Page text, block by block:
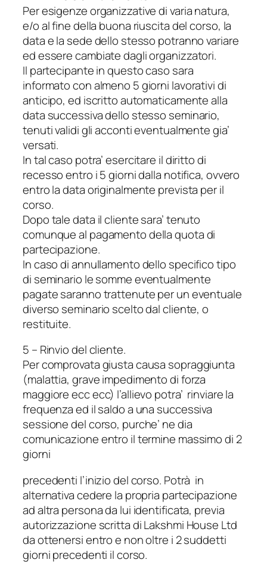
Per esigenze organizzative di varia natura,
e/o al fine della buona riuscita del corso, la
data e la sede dello stesso potranno variare
ed essere cambiate dagli organizzatori.
Il partecipante in questo caso sara
informato con almeno 5 giorni lavorativi di
anticipo, ed iscritto automaticamente alla
data successiva dello stesso seminario,
tenuti validi gli acconti eventualmente gia’
versati.
In tal caso potra’ esercitare il diritto di
recesso entro i 5 giorni dalla notifica, ovvero
entro la data originalmente prevista per il
corso.
Dopo tale data il cliente sara’ tenuto
comunque al pagamento della quota di
partecipazione.
In caso di annullamento dello specifico tipo
di seminario le somme eventualmente
pagate saranno trattenute per un eventuale
diverso seminario scelto dal cliente, o
restituite.
5 – Rinvio del cliente.
Per comprovata giusta causa sopraggiunta
(malattia, grave impedimento di forza
maggiore ecc ecc) l’allievo potra’ rinviare la
frequenza ed il saldo a una successiva
sessione del corso, purche’ ne dia
comunicazione entro il termine massimo di 2
giorni
precedenti l’inizio del corso. Potrà in
alternativa cedere la propria partecipazione
ad altra persona da lui identificata, previa
autorizzazione scritta di Lakshmi House Ltd
da ottenersi entro e non oltre i 2 suddetti
giorni precedenti il corso.